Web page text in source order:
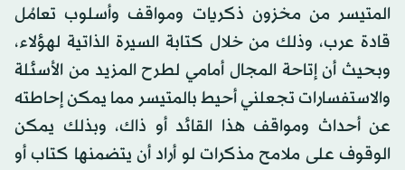
المتيسر من مخزون ذكريات ومواقف وأسلوب تعامُل
قادة عرب، وذلك من خلال كتابة السيرة الذاتية لهؤلاء،
وبحيث أن إتاحة المجال أمامي لطرح المزيد من الأسئلة
والاستفسارات تجعلني أحيط بالمتيسر مما يمكن إحاطته
عن أحداث ومواقف هذا القائد أو ذاك، وبذلك يمكن
الوقوف على ملامح مذكرات لو أراد أن يتضمنها كتاب أو